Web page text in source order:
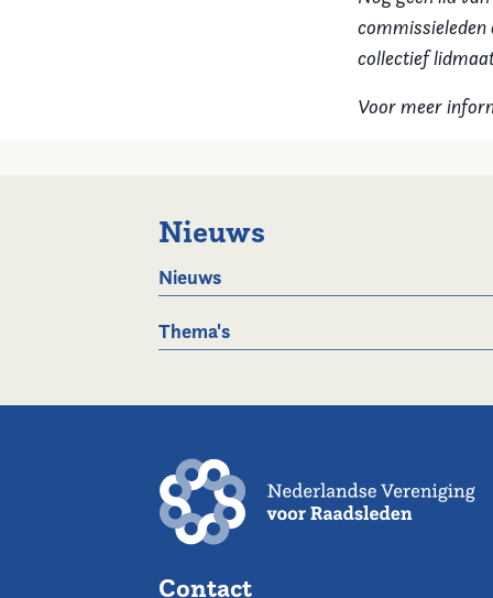
commissieleden
collectief
Voor meer
Nieuws
Nieuws
Thema's
Contact